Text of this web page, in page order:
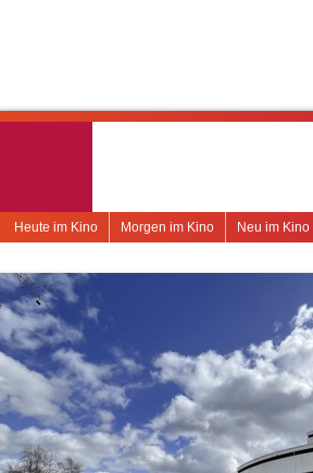
Neu im Kino
Morgen im Kino
Heute im Kino